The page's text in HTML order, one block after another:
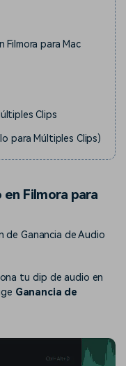
Filmora para Mac
Clips
para Múltiples Clips)
Filmora para
de Ganancia de Audio
tu clip de audio en
Ganancia de